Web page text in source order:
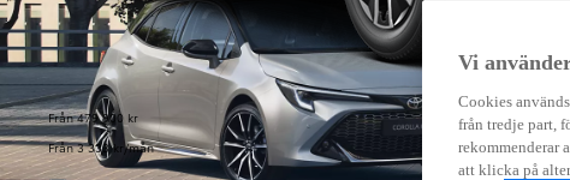
Från 479 900 kr
Från 3 333 kr/mån
Vi
Cookies
från tredje part,
rekommenderar
att klicka på